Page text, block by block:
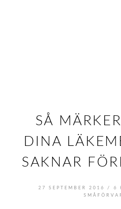
SÅ
DINA
SAKNAR
27 SEPTEMBER 2016 / 6